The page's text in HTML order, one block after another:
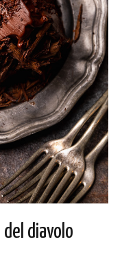
diavolo